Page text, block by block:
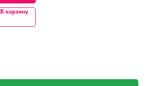
В корзину